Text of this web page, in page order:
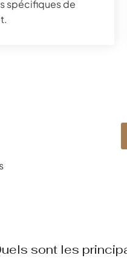
spécifiques de
sont les